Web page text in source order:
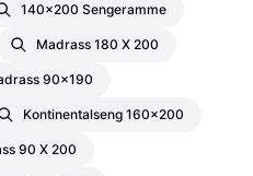
140x200 Sengeramme
Madrass 180 X 200
90x190
Kontinentalseng 160x200
90 X 200